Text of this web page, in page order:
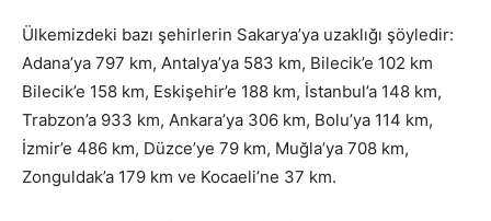
Ülkemizdeki bazı şehirlerin Sakarya’ya uzaklığı şöyledir:
Adana’ya 797 km, Antalya’ya 583 km, Bilecik’e 102 km
Bilecik’e 158 km, Eskişehir’e 188 km, İstanbul’a 148 km,
Trabzon’a 933 km, Ankara’ya 306 km, Bolu’ya 114 km,
İzmir’e 486 km, Düzce’ye 79 km, Muğla’ya 708 km,
Zonguldak’a 179 km ve Kocaeli’ne 37 km.